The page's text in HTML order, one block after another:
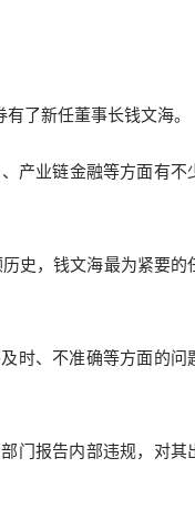
了新任董事长钱文海。
产业链金融等方面有不
史，钱文海最为紧要的
时、不准确等方面的问
门报告内部违规，对其